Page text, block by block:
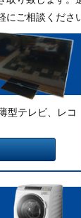
ご相談くださ
型テレビ、レコ